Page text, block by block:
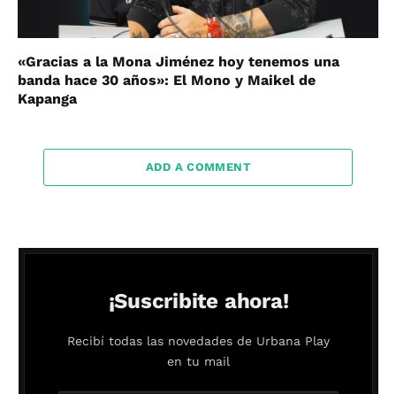
«Gracias a la Mona Jiménez hoy tenemos una
banda hace 30 años»: El Mono y Maikel de
Kapanga
ADD A COMMENT
¡Suscribite ahora!
Recibí todas las novedades de Urbana Play
en tu mail